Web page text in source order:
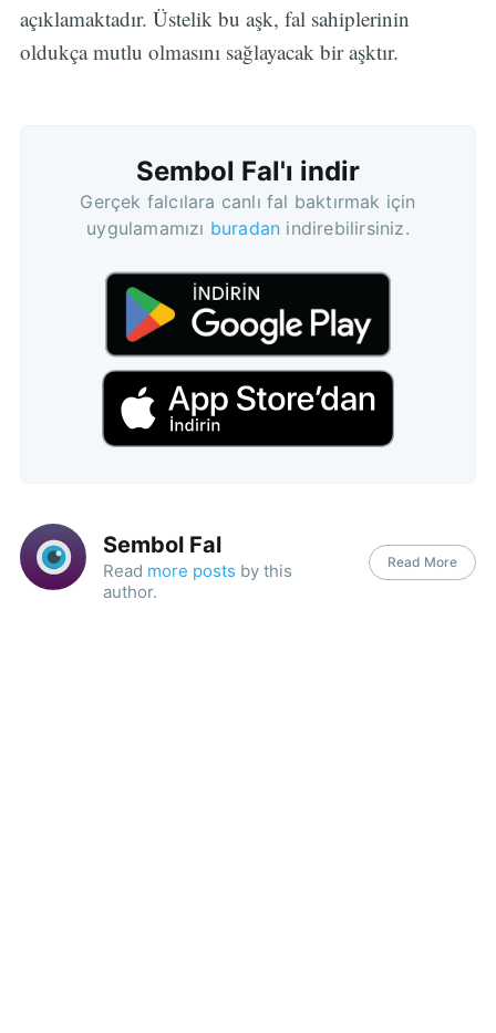
açıklamaktadır. Üstelik bu aşk, fal sahiplerinin
oldukça mutlu olmasını sağlayacak bir aşktır.
Sembol Fal'ı indir
Gerçek falcılara canlı fal baktırmak için
uygulamamızı buradan indirebilirsiniz.
Sembol Fal
Read more posts by this
author.
Read More